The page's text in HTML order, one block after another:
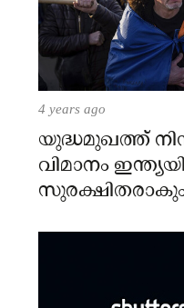
4 years ago
യുദ്ധമുഖത്ത്
വിമാനം